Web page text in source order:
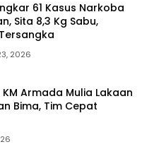
61 Kasus Narkoba
Sita 8,3 Kg Sabu,
2026
Armada Mulia Lakaan
Bima, Tim Cepat